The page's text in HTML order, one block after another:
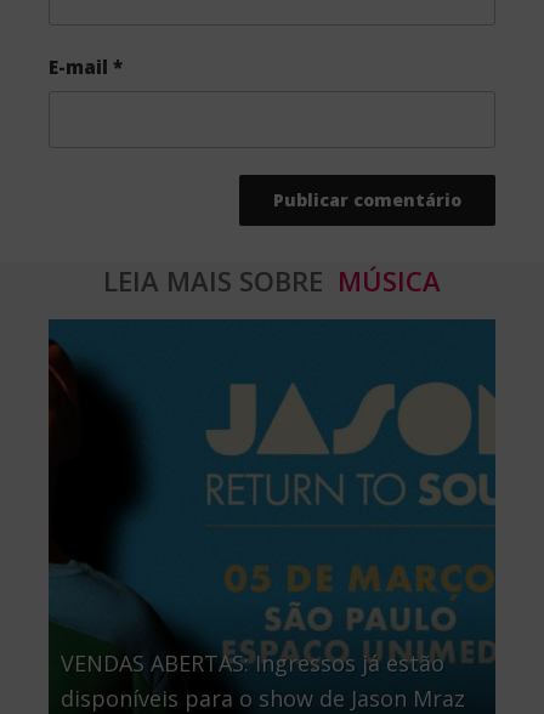
E-mail *
LEIA MAIS SOBRE MÚSICA
VENDAS ABERTAS: Ingressos já estão
disponíveis para o show de Jason Mraz